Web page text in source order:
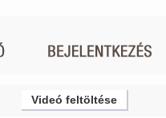
Videó feltöltése